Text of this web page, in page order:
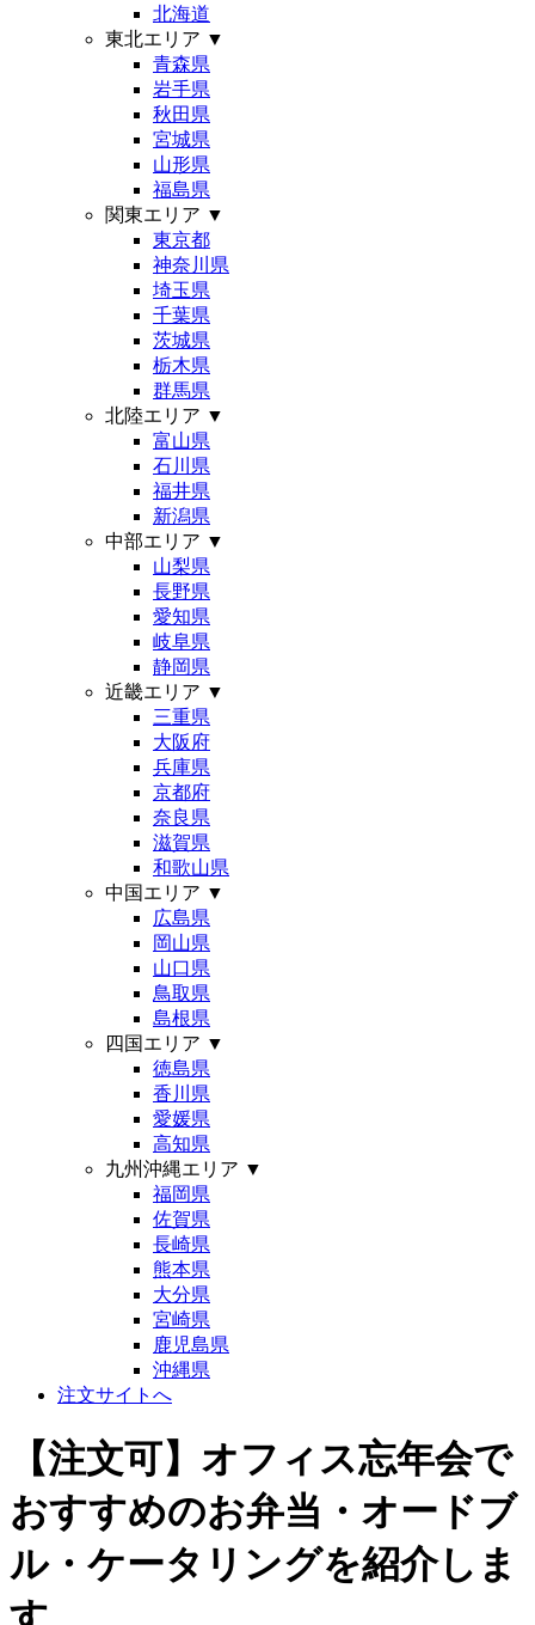
北海道
東北エリア ▼
青森県
岩手県
秋田県
宮城県
山形県
福島県
関東エリア ▼
東京都
神奈川県
埼玉県
千葉県
茨城県
栃木県
群馬県
北陸エリア ▼
富山県
石川県
福井県
新潟県
中部エリア ▼
山梨県
長野県
愛知県
岐阜県
静岡県
近畿エリア ▼
三重県
大阪府
兵庫県
京都府
奈良県
滋賀県
和歌山県
中国エリア ▼
広島県
岡山県
山口県
鳥取県
島根県
四国エリア ▼
徳島県
香川県
愛媛県
高知県
九州沖縄エリア ▼
福岡県
佐賀県
長崎県
熊本県
大分県
宮崎県
鹿児島県
沖縄県
注文サイトへ
【注文可】オフィス忘年会で
おすすめのお弁当・オードブ
ル・ケータリングを紹介しま